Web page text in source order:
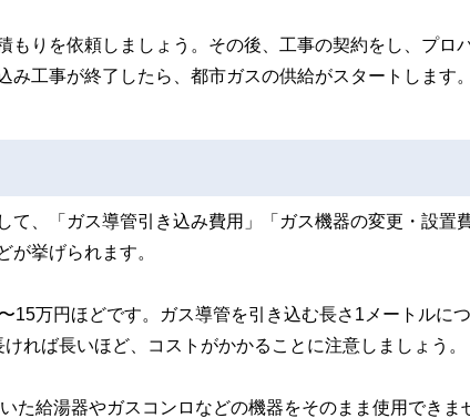
もりを依頼しましょう。その後、工事の契約をし、プロ
工事が終了したら、都市ガスの供給がスタートします。
、「ガス導管引き込み費用」「ガス機器の変更・設置
が挙げられます。
万円ほどです。ガス導管を引き込む長さ1メートルにつ
れば長いほど、コストがかかることに注意しましょう。
た給湯器やガスコンロなどの機器をそのまま使用できま